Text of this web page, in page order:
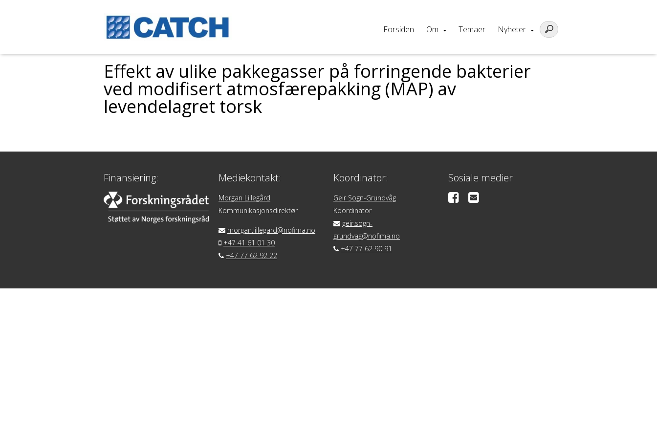
Forsiden Om Temaer Nyheter
Effekt av ulike pakkegasser på forringende bakterier
ved modifisert atmosfærepakking (MAP) av
levendelagret torsk
Finansiering: Mediekontakt:
Morgan Lillegård
Kommunikasjonsdirektør
morgan.lillegard@nofima.no
+47 41 61 01 30
+47 77 62 92 22
Koordinator:
Geir Sogn-Grundvåg
Koordinator
geir.sogn-
grundvag@nofima.no
+47 77 62 90 91
Sosiale medier: